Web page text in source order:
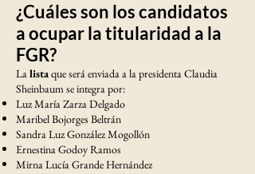
¿Cuáles son los candidatos
a ocupar la titularidad a la
FGR?
Lalistaque será enviada a la presidenta Claudia
Sheinbaum se integra por:
Luz María Zarza Delgado
Maribel Bojorges Beltrán
Sandra Luz González Mogollón
Ernestina Godoy Ramos
Mirna Lucía Grande Hernández